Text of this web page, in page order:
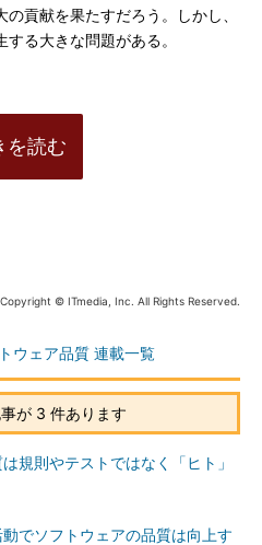
貢献を果たすだろう。しかし、
る大きな問題がある。
を読む
Copyright © ITmedia, Inc. All Rights Reserved.
ウェア品質 連載一覧
が 3 件あります
規則やテストではなく「ヒト」
動でソフトウェアの品質は向上す